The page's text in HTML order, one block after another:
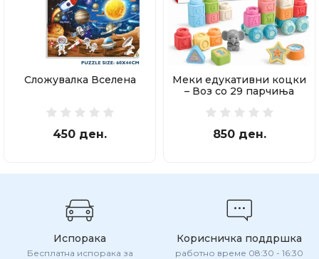
Сложувалка Вселена
450 ден.
Меки едукативни коцки
– Воз со 29 парчиња
850 ден.
Испорака
Бесплатна испорака за
Корисничка поддршка
работно време 08:30 - 16:30